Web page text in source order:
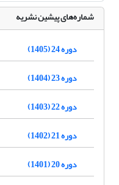
شماره‌های پیشین نشریه
دوره 24 (1405)
دوره 23 (1404)
دوره 22 (1403)
دوره 21 (1402)
دوره 20 (1401)